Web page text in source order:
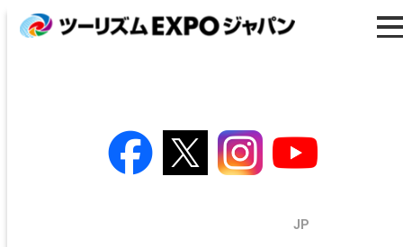
JP
プログラム
来場者・バイヤー登録